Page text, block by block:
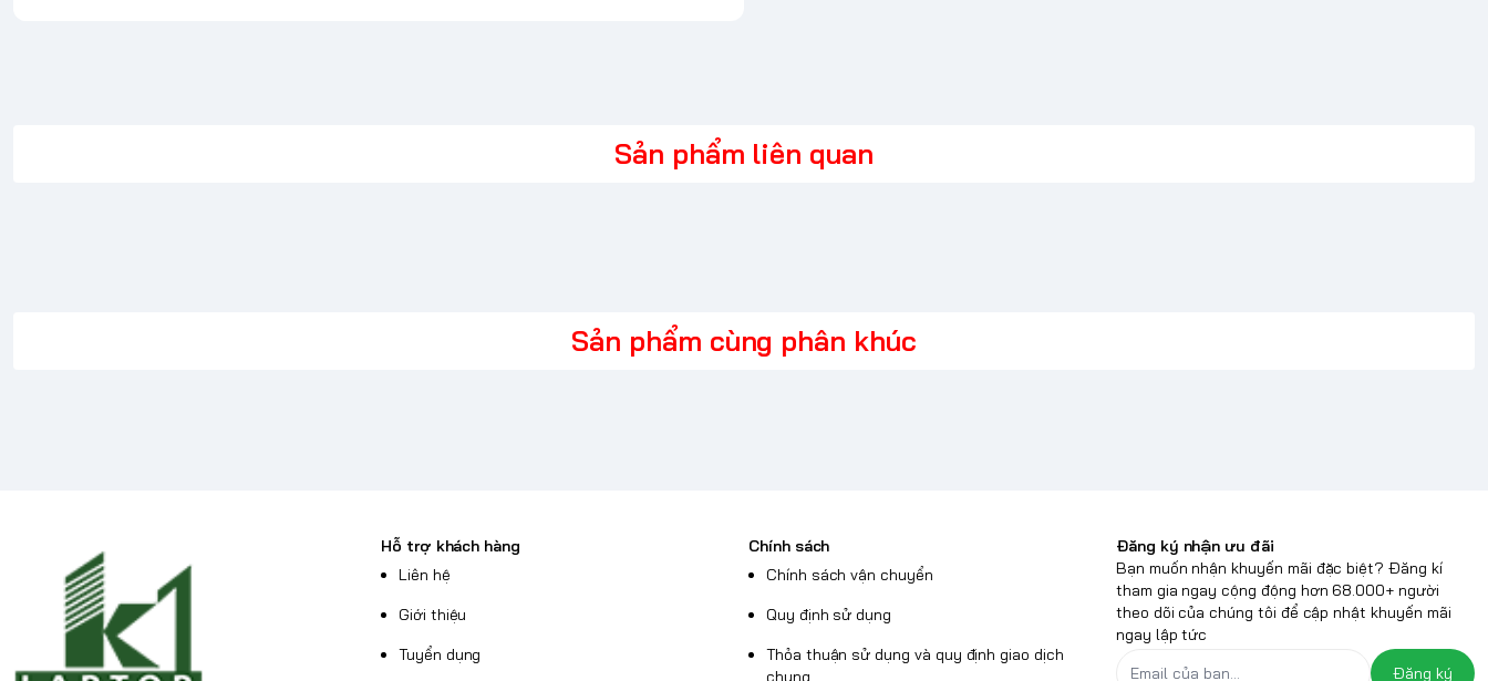
Là sản phẩm laptop gaming mới nhất năm 2023 của Asus, chiếc
Sản phẩm liên quan
Sản phẩm cùng phân khúc
Hỗ trợ khách hàng
Liên hệ
Giới thiệu
Tuyển dụng
Chính sách
Chính sách vận chuyển
Quy định sử dụng
Thỏa thuận sử dụng và quy định giao dịch
chung
Đăng ký nhận ưu đãi
Bạn muốn nhận khuyến mãi đặc biệt? Đăng kí
tham gia ngay cộng động hơn 68.000+ người
theo dõi của chúng tôi để cập nhật khuyến mãi
ngay lập tức
Đăng ký